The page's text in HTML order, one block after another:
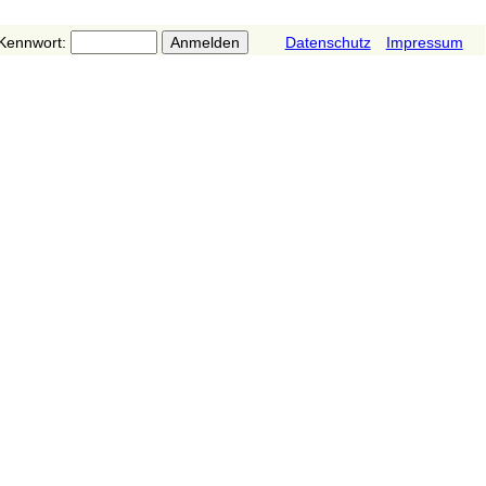
Datenschutz Impressum